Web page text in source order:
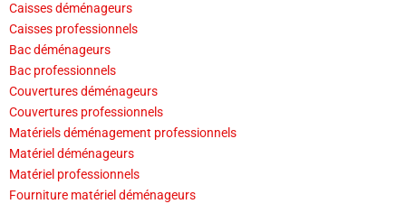
Caisses déménageurs
Caisses professionnels
Bac déménageurs
Bac professionnels
Couvertures déménageurs
Couvertures professionnels
Matériels déménagement professionnels
Matériel déménageurs
Matériel professionnels
Fourniture matériel déménageurs